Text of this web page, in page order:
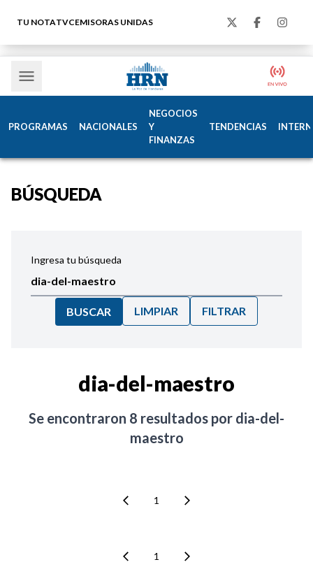
TU NOTATVCEMISORAS UNIDAS
PROGRAMAS NACIONALES
NEGOCIOS
Y
FINANZAS
TENDENCIAS
BÚSQUEDA
Ingresa tu búsqueda
BUSCAR LIMPIAR FILTRAR
dia-del-maestro
Se encontraron 8 resultados por dia-del-
maestro
1
1